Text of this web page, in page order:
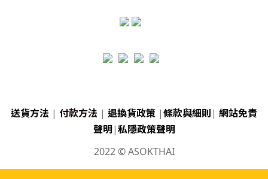
送貨方法 | 付款方法 | 退換貨政策 |條款與細則| 網站免責
聲明|私隱政策聲明
2022 © ASOKTHAI